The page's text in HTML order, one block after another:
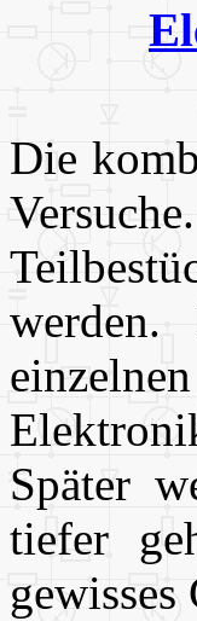
Die
Später
tiefer
gewisses